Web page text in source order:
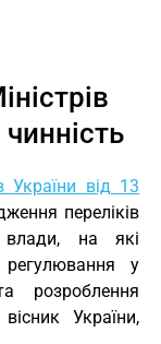
України від 13
переліків
влади, на які
регулювання у
розроблення
України,